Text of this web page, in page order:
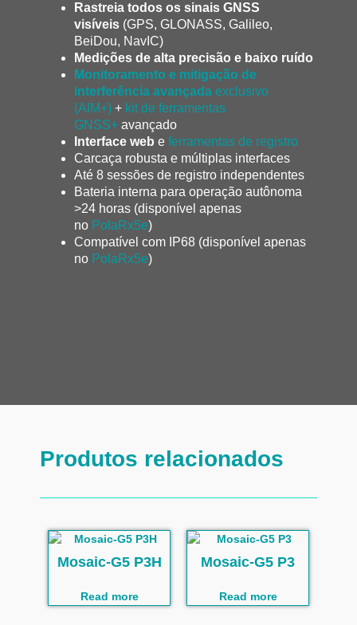
Rastreia todos os sinais GNSS
visíveis (GPS, GLONASS, Galileo,
BeiDou, NavIC)
Medições de alta precisão e baixo ruído
Monitoramento e mitigação de
interferência avançada exclusivo
(AIM+) + kit de ferramentas
GNSS+ avançado
Interface web e ferramentas de registro
Carcaça robusta e múltiplas interfaces
Até 8 sessões de registro independentes
Bateria interna para operação autônoma
>24 horas (disponível apenas
no PolaRx5e)
Compatível com IP68 (disponível apenas
no PolaRx5e)
Produtos relacionados
Mosaic-G5 P3H
Read more
Mosaic-G5 P3
Read more